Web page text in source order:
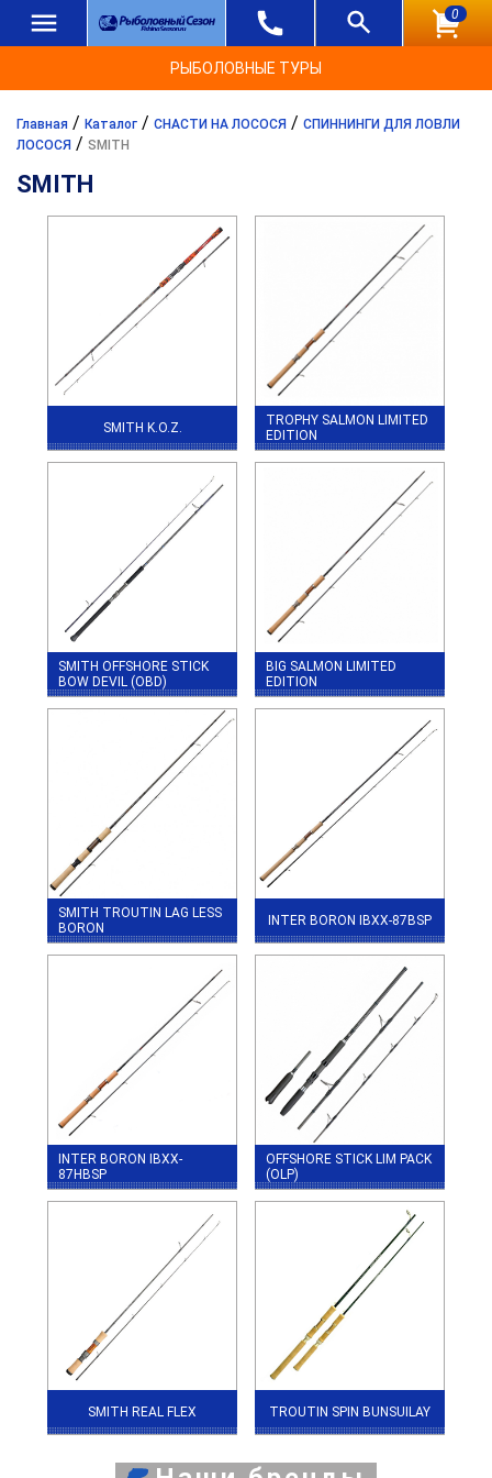
0
РЫБОЛОВНЫЕ ТУРЫ
Главная / Каталог / СНАСТИ НА ЛОСОСЯ / СПИННИНГИ ДЛЯ ЛОВЛИ
ЛОСОСЯ / SMITH
SMITH
SMITH K.O.Z.
TROPHY SALMON LIMITED
EDITION
SMITH OFFSHORE STICK
BOW DEVIL (OBD)
BIG SALMON LIMITED
EDITION
SMITH TROUTIN LAG LESS
BORON
INTER BORON IBXX-87BSP
INTER BORON IBXX-
87HBSP
OFFSHORE STICK LIM PACK
(OLP)
SMITH REAL FLEX TROUTIN SPIN BUNSUILAY